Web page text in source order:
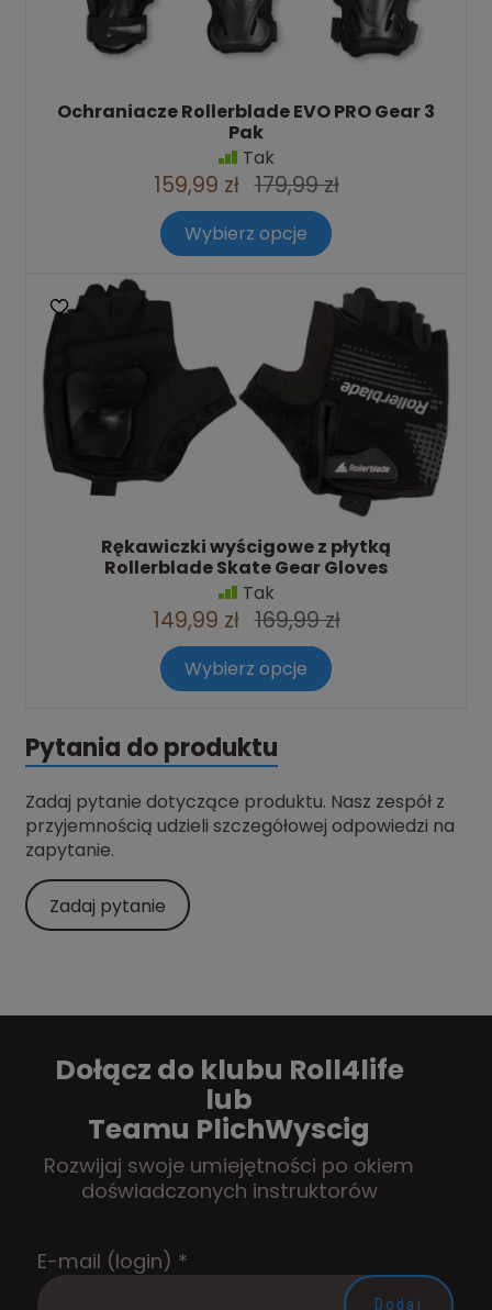
Ochraniacze Rollerblade EVO PRO Gear 3
Pak
Tak
159,99 zł 179,99 zł
Wybierz opcje
Rękawiczki wyścigowe z płytką
Rollerblade Skate Gear Gloves
Tak
149,99 zł 169,99 zł
Wybierz opcje
Pytania do produktu
Zadaj pytanie dotyczące produktu. Nasz zespół z
przyjemnością udzieli szczegółowej odpowiedzi na
zapytanie.
Zadaj pytanie
Dołącz do klubu Roll4life
lub
Teamu PlichWyscig
Rozwijaj swoje umiejętności po okiem
doświadczonych instruktorów
E-mail (login) *